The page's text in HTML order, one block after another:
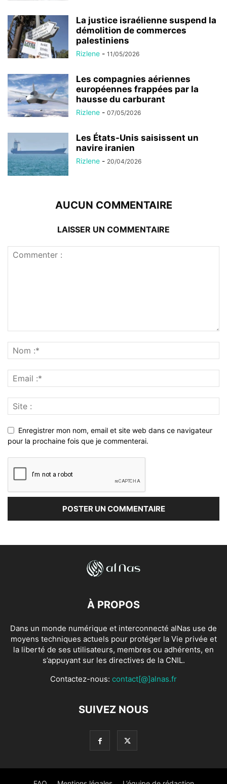
La justice israélienne suspend la
démolition de commerces
palestiniens
Rizlene - 11/05/2026
Les compagnies aériennes
européennes frappées par la
hausse du carburant
Rizlene - 07/05/2026
Les États-Unis saisissent un
navire iranien
Rizlene - 20/04/2026
AUCUN COMMENTAIRE
LAISSER UN COMMENTAIRE
Enregistrer mon nom, email et site web dans ce navigateur
pour la prochaine fois que je commenterai.
À PROPOS
Dans un monde numérique et interconnecté alNas use de
moyens techniques actuels pour protéger la Vie privée et
la liberté de ses utilisateurs, membres ou adhérents, en
s’appuyant sur les directives de la CNIL.
Contactez-nous: contact[@]alnas.fr
SUIVEZ NOUS